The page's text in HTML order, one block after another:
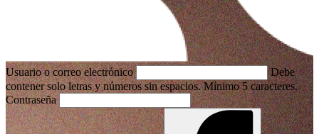
Usuario o correo electrónico
Debe
contener solo letras y números sin espacios. Mínimo 5 caracteres.
Contraseña